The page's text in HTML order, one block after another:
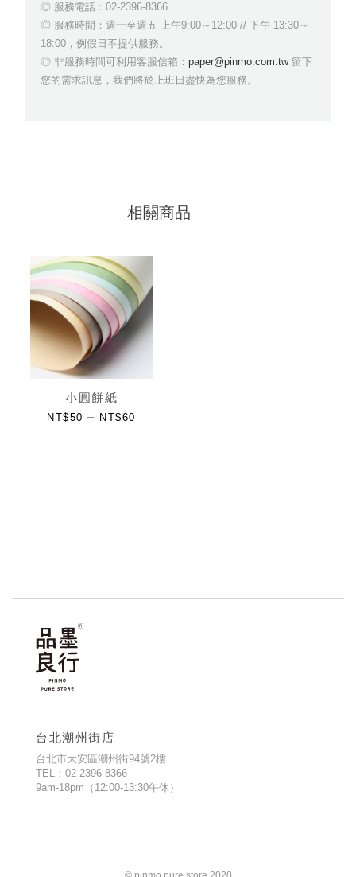
服務電話：02-2396-8366
服務時間：週一至週五 上午9:00～12:00 // 下午 13:30～
18:00，例假日不提供服務。
非服務時間可利用客服信箱： paper@pinmo.com.tw留下
您的需求訊息，我們將於上班日盡快為您服務。
相關商品
小圓餅紙
NT$50 – NT$60
台北潮州街店
台北市大安區潮州街94號2樓
TEL：02-2396-8366
9am-18pm（12:00-13:30午休）